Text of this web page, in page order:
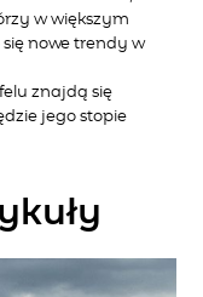
w większym
nowe trendy w
znajdą się
jego stopie